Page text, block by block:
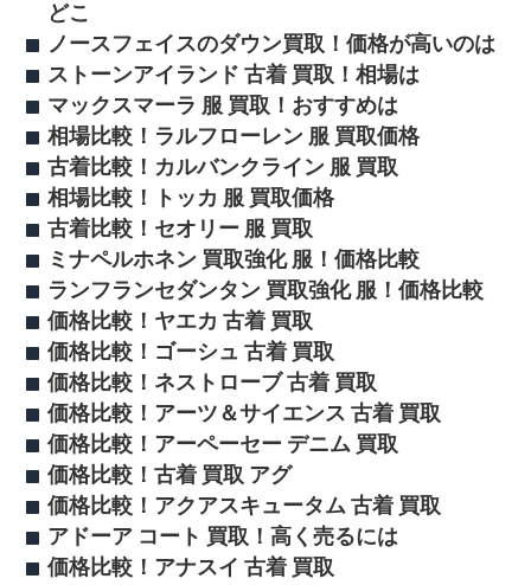
どこ
ノースフェイスのダウン買取！価格が高いのは
ストーンアイランド 古着 買取！相場は
マックスマーラ 服 買取！おすすめは
相場比較！ラルフローレン 服 買取価格
古着比較！カルバンクライン 服 買取
相場比較！トッカ 服 買取価格
古着比較！セオリー 服 買取
ミナペルホネン 買取強化 服！価格比較
ランフランセダンタン 買取強化 服！価格比較
価格比較！ヤエカ 古着 買取
価格比較！ゴーシュ 古着 買取
価格比較！ネストローブ 古着 買取
価格比較！アーツ＆サイエンス 古着 買取
価格比較！アーペーセー デニム 買取
価格比較！古着 買取 アグ
価格比較！アクアスキュータム 古着 買取
アドーア コート 買取！高く売るには
価格比較！アナスイ 古着 買取